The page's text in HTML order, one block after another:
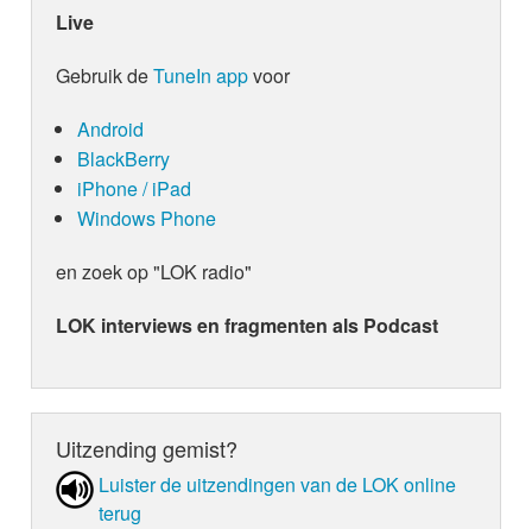
Live
Gebruik deTuneIn appvoor
Android
BlackBerry
iPhone / iPad
Windows Phone
en zoek op "LOK radio"
LOK interviews en fragmenten als Podcast
Uitzending gemist?
Luister de uit­zen­din­gen van de LOK online
terug